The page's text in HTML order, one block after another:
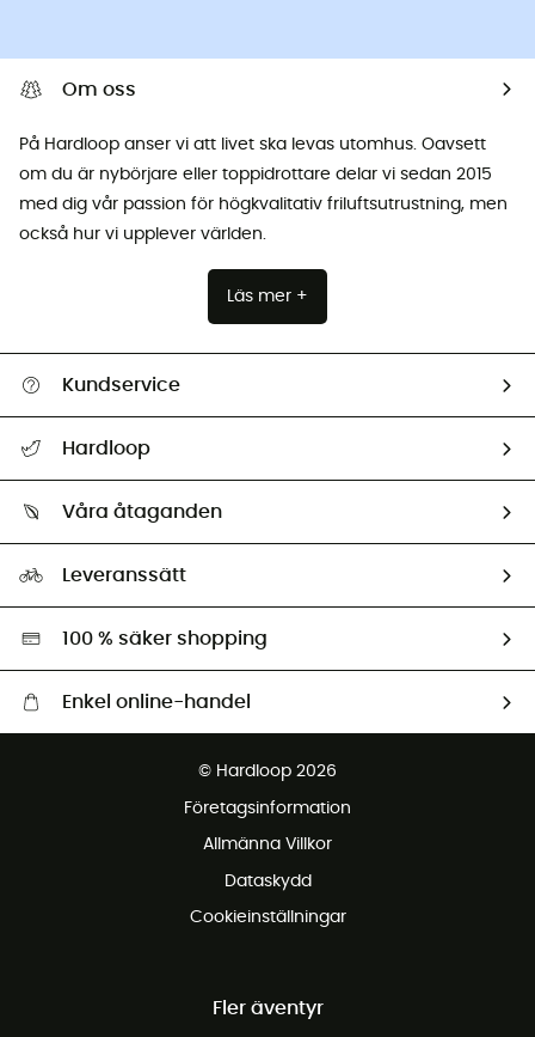
Om oss
På Hardloop anser vi att livet ska levas utomhus. Oavsett
om du är nybörjare eller toppidrottare delar vi sedan 2015
med dig vår passion för högkvalitativ friluftsutrustning, men
också hur vi upplever världen.
Läs mer +
Kundservice
Retur & återbetalning
Hardloop
Ambassadörer
Våra åtaganden
Miljöanpassat urval
Leveranssätt
100 % säker shopping
Enkel online-handel
© Hardloop 2026
Företagsinformation
Allmänna Villkor
Dataskydd
Cookieinställningar
Fler äventyr